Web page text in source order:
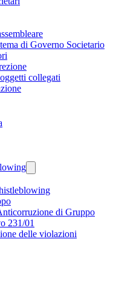
di Governo Societario
collegati
di Gruppo
231/01
delle violazioni